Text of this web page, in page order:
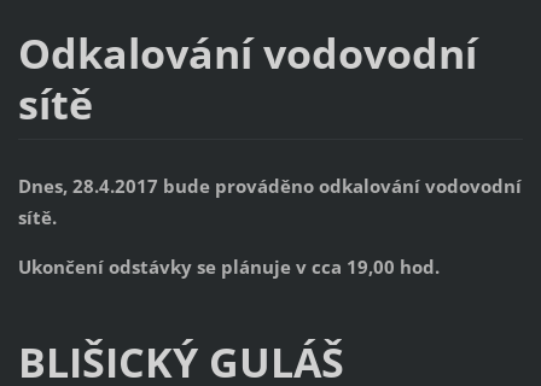
Odkalování vodovodní
sítě
Dnes, 28.4.2017 bude prováděno odkalování vodovodní
sítě.
Ukončení odstávky se plánuje v cca 19,00 hod.
BLIŠICKÝ GULÁŠ